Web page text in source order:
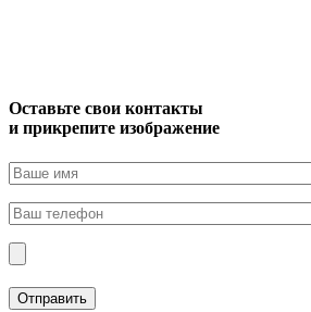
Оставьте свои контакты
и прикрепите изображение